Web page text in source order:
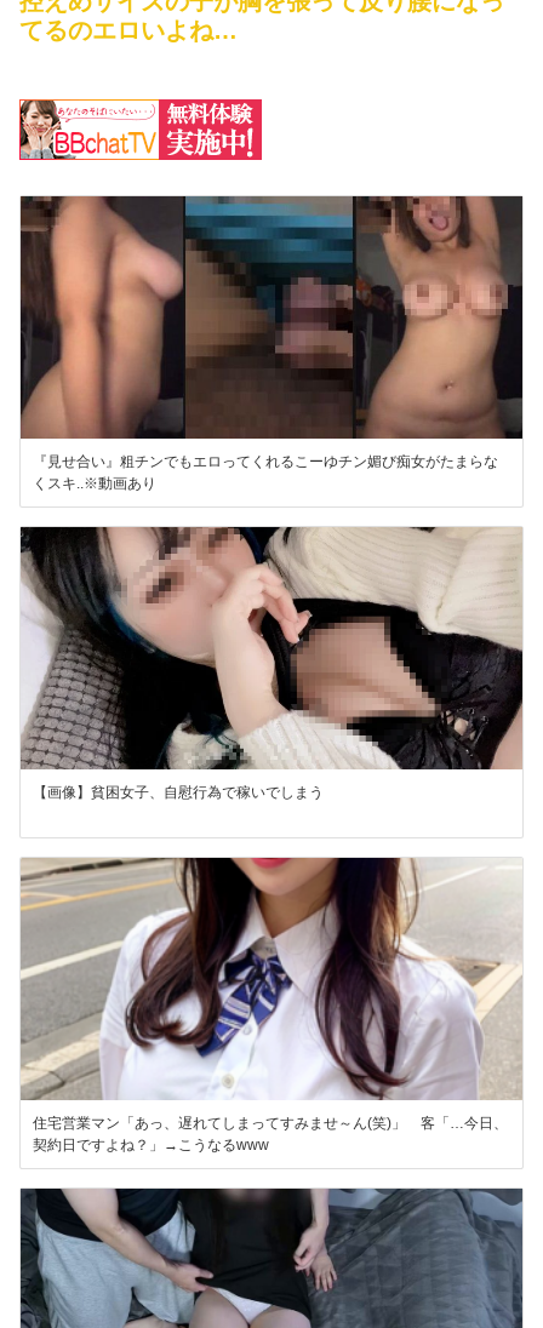
てるのエロいよね…
『見せ合い』粗チンでもエロってくれるこーゆチン媚び痴女がたまらな
くスキ..※動画あり
【画像】貧困女子、自慰行為で稼いでしまう
住宅営業マン「あっ、遅れてしまってすみませ～ん(笑)」 客「…今日、
契約日ですよね？」→こうなるwww